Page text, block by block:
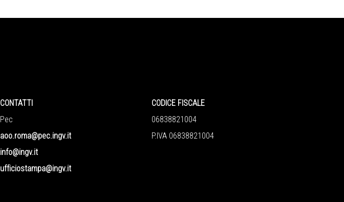
CONTATTI
Pec
aoo.roma@pec.ingv.it
info@ingv.it
ufficiostampa@ingv.it
CODICE FISCALE
06838821004
P.IVA 06838821004